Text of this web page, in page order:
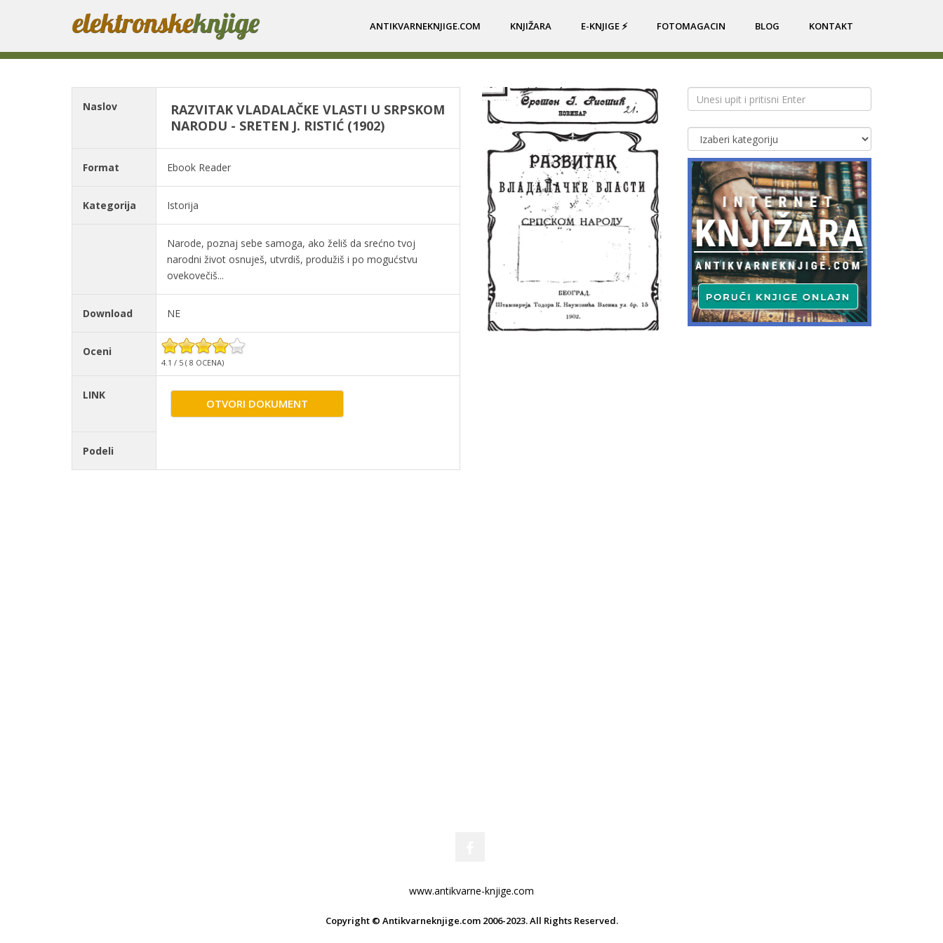
ANTIKVARNEKNJIGE.COM KNJIŽARA E-KNJIGE ⚡ FOTOMAGACIN BLOG KONTAKT
Naslov
RAZVITAK VLADALAČKE VLASTI U SRPSKOM
NARODU - SRETEN J. RISTIĆ (1902)
Format Ebook Reader
Kategorija Istorija
Narode, poznaj sebe samoga, ako želiš da srećno tvoj
narodni život osnuješ, utvrdiš, produžiš i po mogućstvu
ovekovečiš...
Download NE
Oceni
4.1 / 5 ( 8 OCENA)
LINK
OTVORI DOKUMENT
Podeli
www.antikvarne-knjige.com
Copyright © Antikvarneknjige.com 2006-2023. All Rights Reserved.